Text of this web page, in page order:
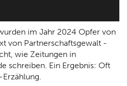
im Jahr 2024 Opfer von
von Partnerschaftsgewalt -
wie Zeitungen in
schreiben. Ein Ergebnis: Oft